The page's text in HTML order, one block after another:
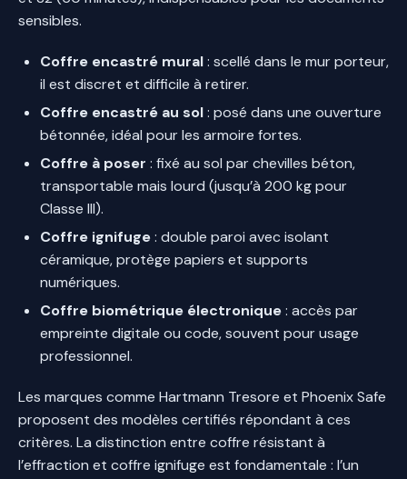
sensibles.
Coffre encastré mural: scellé dans le mur porteur,
il est discret et difficile à retirer.
Coffre encastré au sol: posé dans une ouverture
bétonnée, idéal pour les armoire fortes.
Coffre à poser : fixé au sol par chevilles béton,
transportable mais lourd (jusqu’à 200 kg pour
Classe III).
Coffre ignifuge: double paroi avec isolant
céramique, protège papiers et supports
numériques.
Coffre biométrique électronique: accès par
empreinte digitale ou code, souvent pour usage
professionnel.
Les marques comme Hartmann Tresore et Phoenix Safe
proposent des modèles certifiés répondant à ces
critères. La distinction entre coffre résistant à
l’effraction et coffre ignifuge est fondamentale : l’un